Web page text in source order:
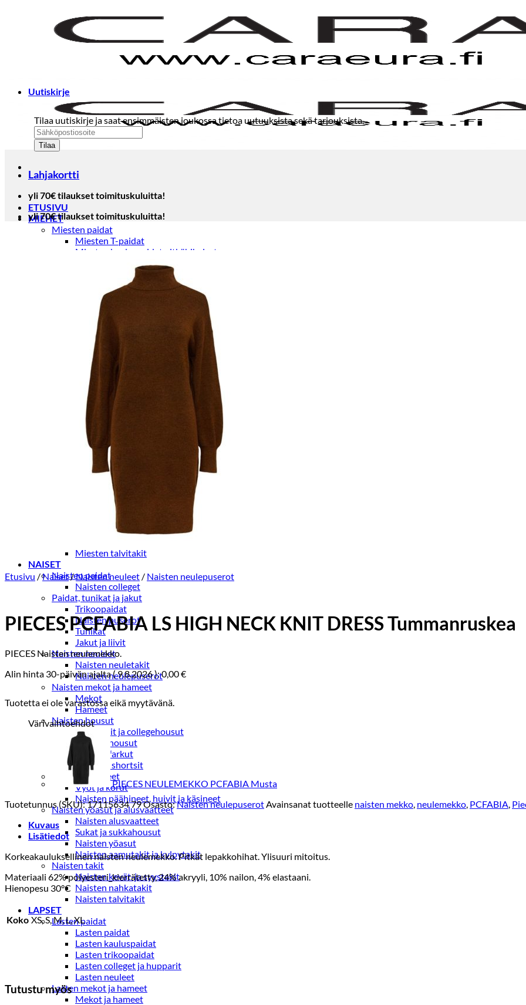
ETUSIVU
MIEHET
Miesten paidat
Miesten T-paidat
Miesten kauluspaidat pitkähihaiset
Miesten kauluspaidat lyhythihaiset
Miesten colleget ja hupparit
Miesten neulepuserot
Miesten neuletakit
Puvut ja blazerit
Puvut
Puvuntakit ja blazerit
Miesten housut
Miesten housut
Miesten farkut
Miesten collegehousut
Miesten shortsit
Miesten asusteet
Vyöt ja olkaimet
Solmiot, rusetit ja taskuliinat
Miesten päähineet, huivit ja käsineet
Miesten yöasut ja alusvaatteet
Miesten alusvaatteet
Miesten sukat
Miesten yöasut
Miesten aamutakit ja kylpytakit
Miesten kevät-ja syystakit
Miesten talvitakit
NAISET
Naisten paidat
Naisten colleget
Paidat, tunikat ja jakut
Trikoopaidat
Naisten puserot
Tunikat
Jakut ja liivit
Naisten neuleet
Naisten neuletakit
Naisten neulepuserot
Naisten mekot ja hameet
Mekot
Hameet
Naisten housut
Leggingsit ja collegehousut
Naisten housut
Naisten farkut
Caprit ja shortsit
Naisten asusteet
Vyöt ja korut
Naisten päähineet, huivit ja käsineet
Naisten yöasut ja alusvaatteet
Naisten alusvaatteet
Sukat ja sukkahousut
Naisten yöasut
Naisten aamutakit ja kylpytakit
Naisten takit
Naisten kevät-ja syystakit
Naisten nahkatakit
Naisten talvitakit
LAPSET
Lasten paidat
Lasten paidat
Lasten kauluspaidat
Lasten trikoopaidat
Lasten colleget ja hupparit
Lasten neuleet
Lasten mekot ja hameet
Mekot ja hameet
Uutiskirje
Tilaa uutiskirje ja saat ensimmäisten joukossa tietoa uutuuksista sekä tarjouksista.
Lahjakortti
yli 70€ tilaukset toimituskuluitta!
yli 70€ tilaukset toimituskuluitta!
Etusivu /Naiset/Naisten neuleet / Naisten neulepuserot
PIECES PCFABIA LS HIGH NECK KNIT DRESS Tummanruskea
PIECES Naisten neulemekko.
Alin hinta 30-päivän ajalta (9.8.2026):0,00€
Tuotetta ei ole varastossa eikä myytävänä.
Värivaihtoehdot
PIECES NEULEMEKKO PCFABIA Musta
Tuotetunnus (SKU):17115634 79Osasto:Naisten neulepuserotAvainsanat tuotteelle naisten mekko, neulemekko, PCFABIA,
Kuvaus
Lisätiedot
Korkeakauluksellinen naisten neulemekko. Pitkät lepakkohihat. Ylisuuri mitoitus.
Materiaali 62% polyesteri_kierrätetty, 24% akryyli, 10% nailon, 4% elastaani.
Hienopesu 30°C
Koko XS, S, M, L, XL
Tutustu myös